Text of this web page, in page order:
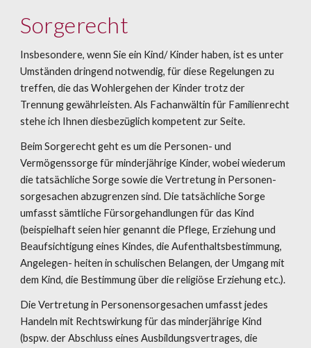
Sorgerecht
Insbesondere, wenn Sie ein Kind/ Kinder haben, ist es unter
Umständen dringend notwendig, für diese Regelungen zu
treffen, die das Wohlergehen der Kinder trotz der
Trennung gewährleisten. Als Fachanwältin für Familienrecht
stehe ich Ihnen diesbezüglich kompetent zur Seite.
Beim Sorgerecht geht es um die Personen- und
Vermögenssorge für minderjährige Kinder, wobei wiederum
die tatsächliche Sorge sowie die Vertretung in Personen-
sorgesachen abzugrenzen sind. Die tatsächliche Sorge
umfasst sämtliche Fürsorgehandlungen für das Kind
(beispielhaft seien hier genannt die Pflege, Erziehung und
Beaufsichtigung eines Kindes, die Aufenthaltsbestimmung,
Angelegen- heiten in schulischen Belangen, der Umgang mit
dem Kind, die Bestimmung über die religiöse Erziehung etc.).
Die Vertretung in Personensorgesachen umfasst jedes
Handeln mit Rechtswirkung für das minderjährige Kind
(bspw. der Abschluss eines Ausbildungsvertrages, die